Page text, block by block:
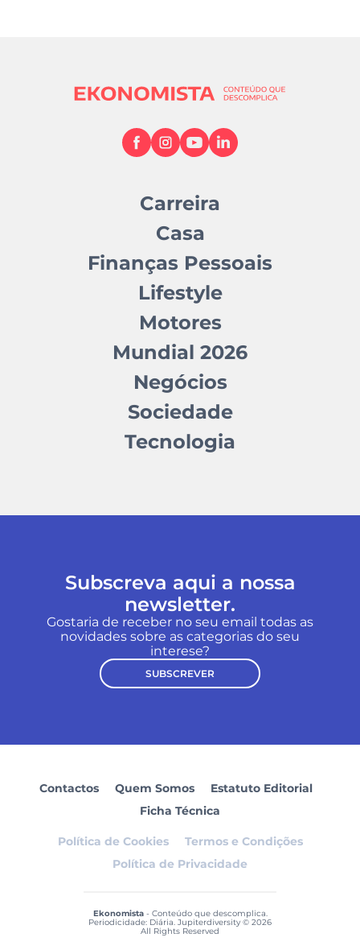
Carreira
Casa
Finanças Pessoais
Lifestyle
Motores
Mundial 2026
Negócios
Sociedade
Tecnologia
Subscreva aqui a nossa
newsletter.
Gostaria de receber no seu email todas as
novidades sobre as categorias do seu
interese?
SUBSCREVER
Contactos Quem Somos
Estatuto Editorial
Ficha Técnica
Política de Cookies
Termos e Condições
Política de Privacidade
Ekonomista- Conteúdo que descomplica.
Periodicidade: Diária. Jupiterdiversity © 2026
All Rights Reserved